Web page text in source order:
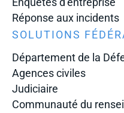
Réponse aux incidents
SOLUTIONS
Département de la
Agences civiles
Judiciaire
Communauté du